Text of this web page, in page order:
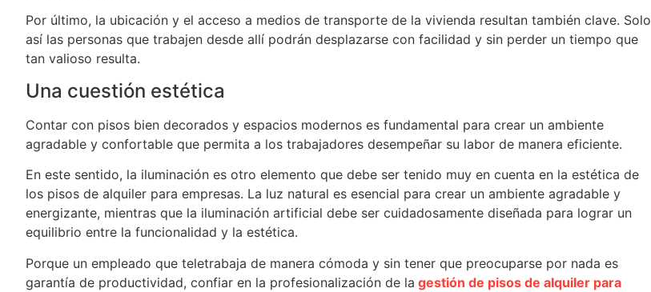
Por último, la ubicación y el acceso a medios de transporte de la vivienda resultan también clave. Solo
así las personas que trabajen desde allí podrán desplazarse con facilidad y sin perder un tiempo que
tan valioso resulta.
Una cuestión estética
Contar con pisos bien decorados y espacios modernos es fundamental para crear un ambiente
agradable y confortable que permita a los trabajadores desempeñar su labor de manera eficiente.
En este sentido, la iluminación es otro elemento que debe ser tenido muy en cuenta en la estética de
los pisos de alquiler para empresas. La luz natural es esencial para crear un ambiente agradable y
energizante, mientras que la iluminación artificial debe ser cuidadosamente diseñada para lograr un
equilibrio entre la funcionalidad y la estética.
Porque un empleado que teletrabaja de manera cómoda y sin tener que preocuparse por nada es
garantía de productividad, confiar en la profesionalización de la gestión de pisos de alquiler para